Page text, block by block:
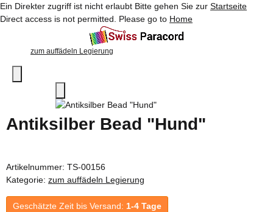
Ein Direkter zugriff ist nicht erlaubt Bitte gehen Sie zur Startseite
Direct access is not permitted. Please go to Home
zum auffädeln Legierung
Antiksilber Bead "Hund"
Artikelnummer: TS-00156
Kategorie: zum auffädeln Legierung
Geschätzte Zeit bis Versand: 1-4 Tage